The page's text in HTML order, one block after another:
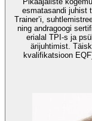
esmatasandi juhist
Trainer’i,
ning andragoogi
erialal TPI-s ja
ärijuhtimist.
kvalifikatsioon